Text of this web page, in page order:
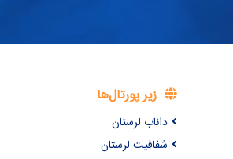
زیر پورتال‌ها
داناب لرستان
شفافیت لرستان